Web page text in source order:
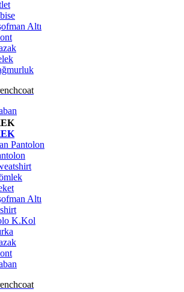
Altı
Pantolon
Altı
K.Kol